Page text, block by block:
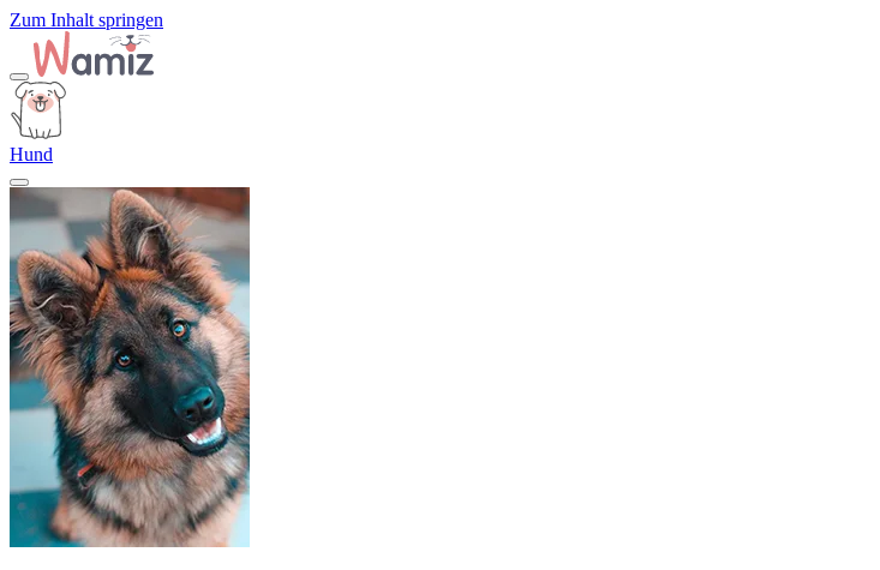
Zum Inhalt springen
Hund